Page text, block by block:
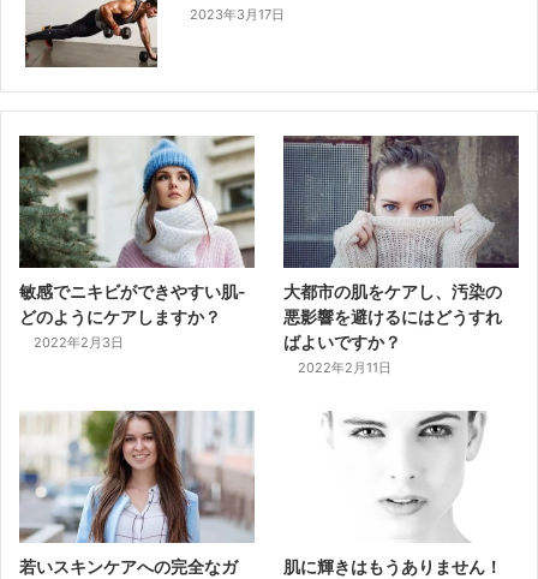
2023年3月17日
敏感でニキビができやすい肌-
どのようにケアしますか？
2022年2月3日
大都市の肌をケアし、汚染の
悪影響を避けるにはどうすれ
ばよいですか？
2022年2月11日
若いスキンケアへの完全なガ
肌に輝きはもうありません！